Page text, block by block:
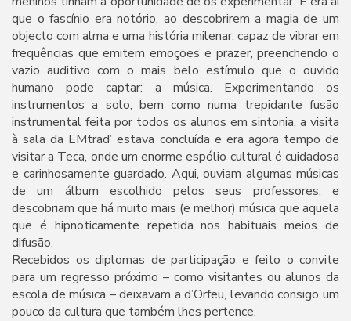
que o fascínio era notório, ao descobrirem a magia de um
objecto com alma e uma história milenar, capaz de vibrar em
frequências que emitem emoções e prazer, preenchendo o
vazio auditivo com o mais belo estímulo que o ouvido
humano pode captar: a música. Experimentando os
instrumentos a solo, bem como numa trepidante fusão
instrumental feita por todos os alunos em sintonia, a visita
à sala da EMtrad’ estava concluída e era agora tempo de
visitar a Teca, onde um enorme espólio cultural é cuidadosa
e carinhosamente guardado. Aqui, ouviam algumas músicas
de um álbum escolhido pelos seus professores, e
descobriam que há muito mais (e melhor) música que aquela
que é hipnoticamente repetida nos habituais meios de
difusão.
Recebidos os diplomas de participação e feito o convite
para um regresso próximo – como visitantes ou alunos da
escola de música – deixavam a d’Orfeu, levando consigo um
pouco da cultura que também lhes pertence.